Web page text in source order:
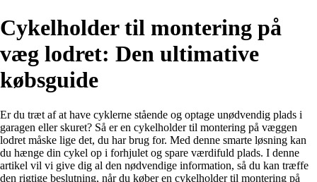
Cykelholder til montering på
væg lodret: Den ultimative
købsguide
Er du træt af at have cyklerne stående og optage unødvendig plads i
garagen eller skuret? Så er en cykelholder til montering på væggen
lodret måske lige det, du har brug for. Med denne smarte løsning kan
du hænge din cykel op i forhjulet og spare værdifuld plads. I denne
artikel vil vi give dig al den nødvendige information, så du kan træffe
den rigtige beslutning, når du køber en cykelholder til montering på